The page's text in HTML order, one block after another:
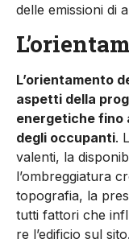
delle emissioni di
L’orientamento
aspetti della
energetiche fino
degli occupanti.
valenti, la
l’ombreggiatura
topografia, la
tutti fattori che
re l’edificio sul